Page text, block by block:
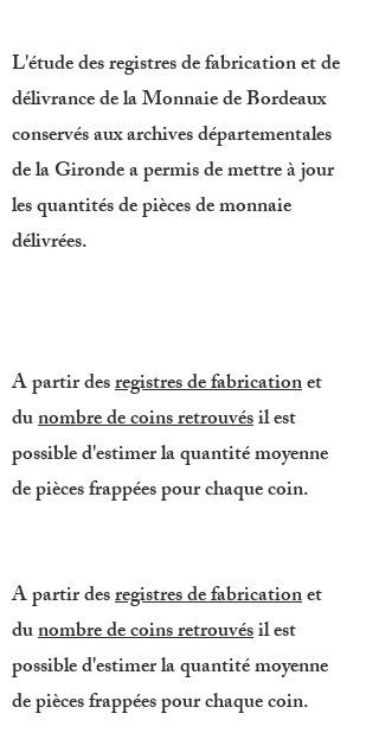
L'étude des registres de fabrication et de
délivrance de la Monnaie de Bordeaux
conservés aux archives départementales
de la Gironde a permis de mettre à jour
les quantités de pièces de monnaie
délivrées.
A partir desregistres de fabricationet
dunombre de coins retrouvésil est
possible d'estimer la quantité moyenne
de pièces frappées pour chaque coin.
A partir desregistres de fabricationet
dunombre de coins retrouvésil est
possible d'estimer la quantité moyenne
de pièces frappées pour chaque coin.